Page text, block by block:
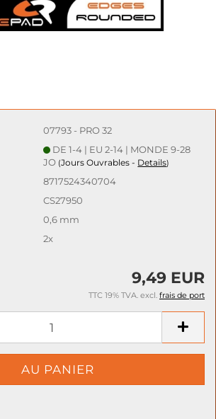
07793 - PRO 32
DE 1-4 | EU 2-14 | MONDE 9-28
JO (Jours Ouvrables - Details)
8717524340704
CS27950
0,6 mm
2x
9,49 EUR
TTC 19% TVA. excl. frais de port